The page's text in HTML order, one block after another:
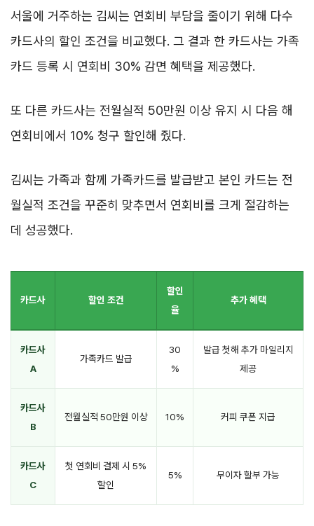
서울에 거주하는 김씨는 연회비 부담을 줄이기 위해 다수
카드사의 할인 조건을 비교했다. 그 결과 한 카드사는 가족
카드 등록 시 연회비 30% 감면 혜택을 제공했다.
또 다른 카드사는 전월실적 50만원 이상 유지 시 다음 해
연회비에서 10% 청구 할인해 줬다.
김씨는 가족과 함께 가족카드를 발급받고 본인 카드는 전
월실적 조건을 꾸준히 맞추면서 연회비를 크게 절감하는
데 성공했다.
카드사 할인 조건
할인
율
추가 혜택
카드사
A
가족카드 발급
30
%
발급 첫해 추가 마일리지
제공
카드사
B
전월실적 50만원 이상 10% 커피 쿠폰 지급
카드사
C
첫 연회비 결제 시 5%
할인
5% 무이자 할부 가능